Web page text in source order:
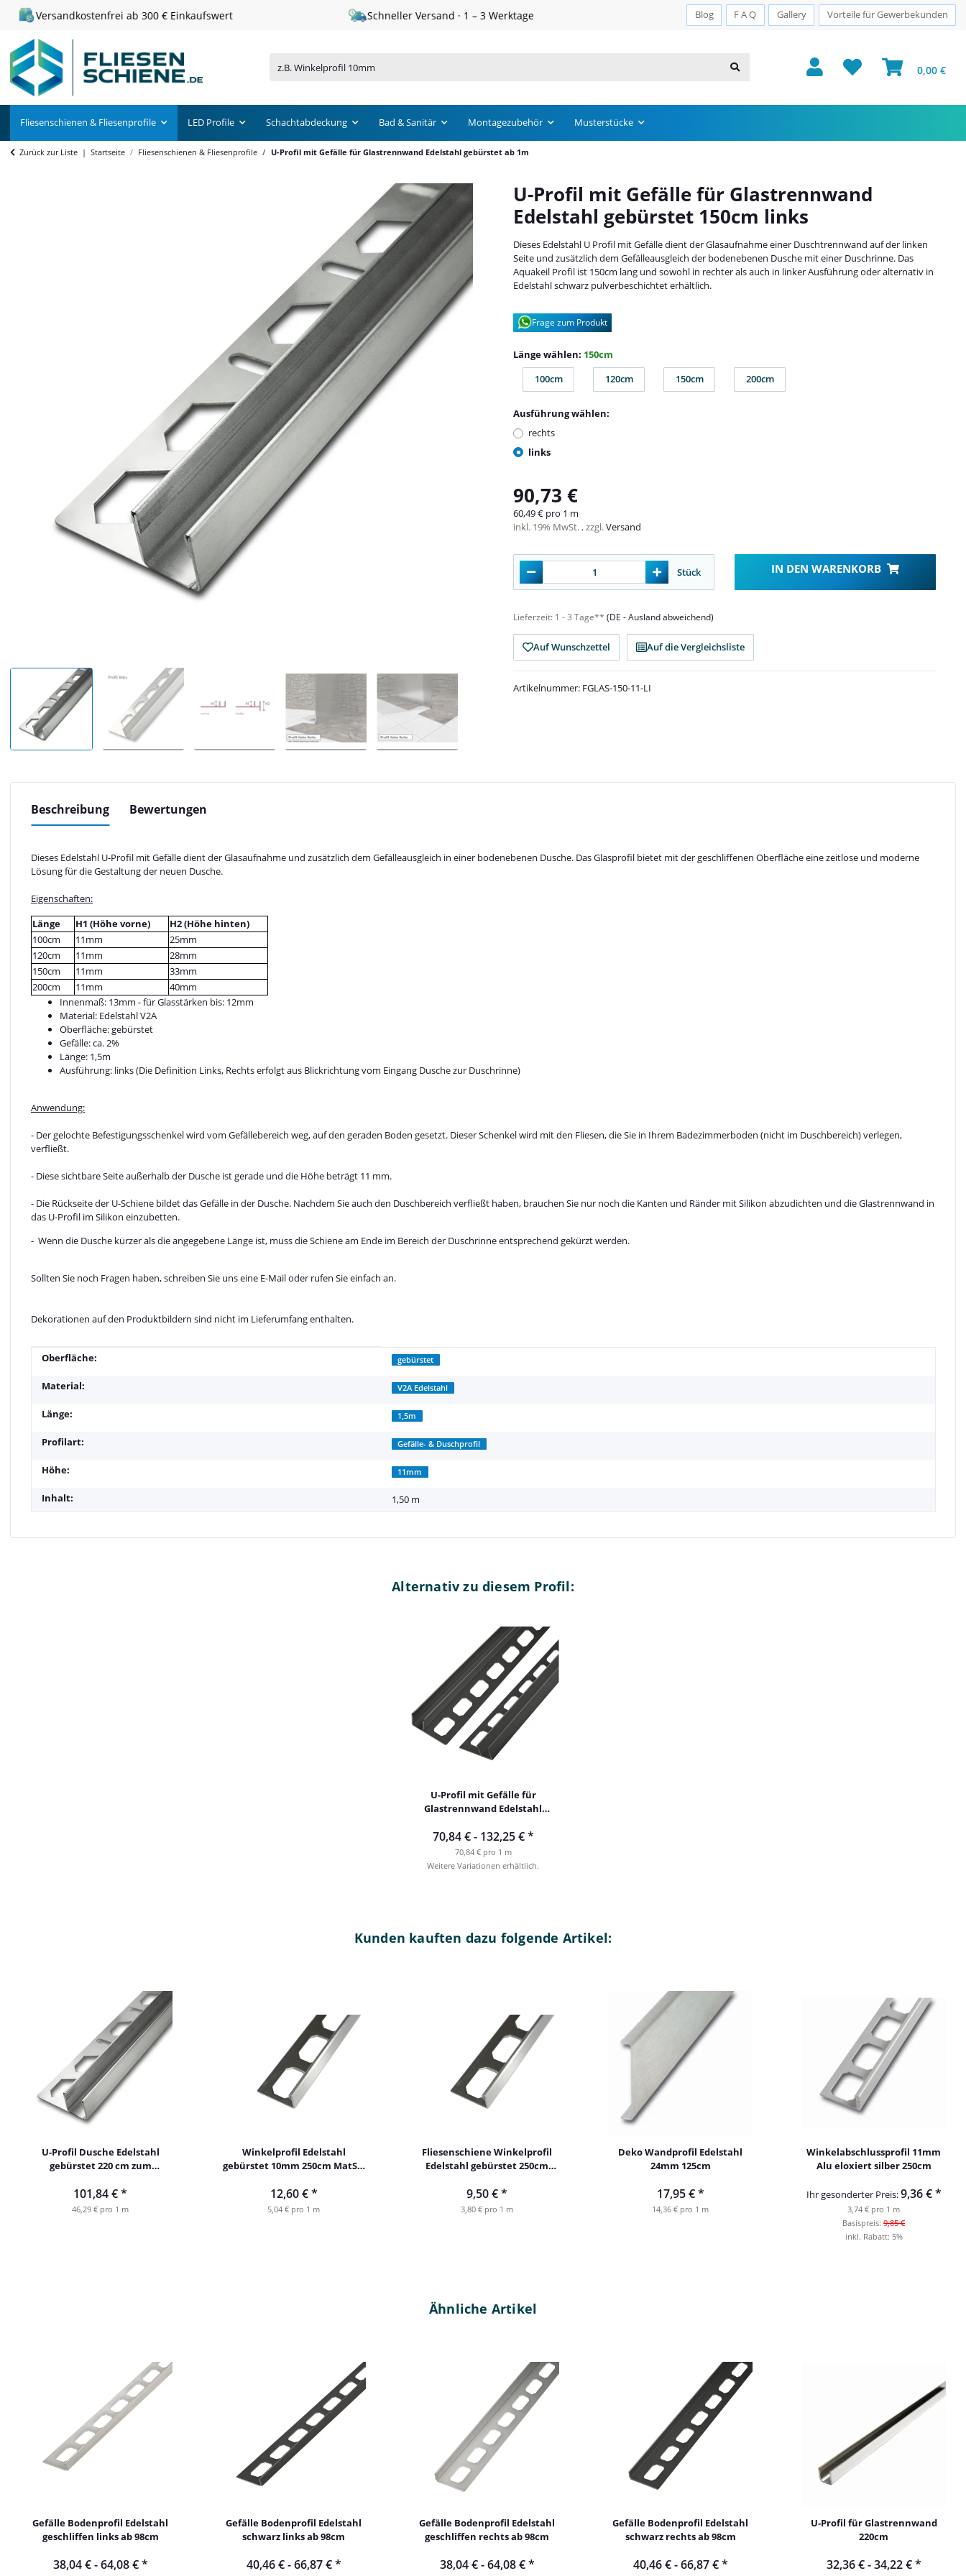
Blog F A Q Gallery Vorteile für Gewerbekunden
Versandkostenfrei ab 300 € Einkaufswert Schneller Versand · 1 – 3 Werktage Sichere Zahlung · PayPal · Klarna
0,00 €
Fliesenschienen & Fliesenprofile LED Profile Schachtabdeckung Bad & Sanitär Montagezubehör Musterstücke
Zurück zur Liste Startseite Fliesenschienen & Fliesenprofile U-Profil mit Gefälle für Glastrennwand Edelstahl gebürstet ab 1m
U-Profil mit Gefälle für Glastrennwand
Edelstahl gebürstet 150cm links
Dieses Edelstahl U Profil mit Gefälle dient der Glasaufnahme einer Duschtrennwand auf der linken
Seite und zusätzlich dem Gefälleausgleich der bodenebenen Dusche mit einer Duschrinne. Das
Aquakeil Profil ist 150cm lang und sowohl in rechter als auch in linker Ausführung oder alternativ in
Edelstahl schwarz pulverbeschichtet erhältlich.
Frage zum Produkt
Länge wählen: 150cm
100cm
100cm 120cm
120cm 150cm
150cm 200cm
200cm
Ausführung wählen:
rechts
links
90,73 €
60,49 € pro 1 m
inkl. 19% MwSt. , zzgl.Versand
Stück IN DEN WARENKORB
Lieferzeit: 1 - 3 Tage** (DE - Ausland abweichend)
Auf Wunschzettel Auf die Vergleichsliste
Artikelnummer: FGLAS-150-11-LI
Beschreibung Bewertungen
Dieses Edelstahl U-Profil mit Gefälle dient der Glasaufnahme und zusätzlich dem Gefälleausgleich in einer bodenebenen Dusche. Das Glasprofil bietet mit der geschliffenen Oberfläche eine zeitlose und moderne
Lösung für die Gestaltung der neuen Dusche.
Eigenschaften:
Länge
H1 (Höhe vorne)
H2 (Höhe hinten)
100cm
11mm
25mm
120cm
11mm
28mm
150cm
11mm
33mm
200cm
11mm
40mm
Innenmaß: 13mm - für Glasstärken bis: 12mm
Material: Edelstahl V2A
Oberfläche: gebürstet
Gefälle: ca. 2%
Länge: 1,5m
Ausführung: links (Die Definition Links, Rechts erfolgt aus Blickrichtung vom Eingang Dusche zur Duschrinne)
Anwendung:
- Der gelochte Befestigungsschenkel wird vom Gefällebereich weg, auf den geraden Boden gesetzt. Dieser Schenkel wird mit den Fliesen, die Sie in Ihrem Badezimmerboden (nicht im Duschbereich) verlegen,
verfließt.
- Diese sichtbare Seite außerhalb der Dusche ist gerade und die Höhe beträgt 11 mm.
- Die Rückseite der U-Schiene bildet das Gefälle in der Dusche. Nachdem Sie auch den Duschbereich verfließt haben, brauchen Sie nur noch die Kanten und Ränder mit Silikon abzudichten und die Glastrennwand in
das U-Profil im Silikon einzubetten.
- Wenn die Dusche kürzer als die angegebene Länge ist, muss die Schiene am Ende im Bereich der Duschrinne entsprechend gekürzt werden.
Sollten Sie noch Fragen haben, schreiben Sie uns eine E-Mail oder rufen Sie einfach an.
Dekorationen auf den Produktbildern sind nicht im Lieferumfang enthalten.
Produkteigenschaft
Wert
Oberfläche: gebürstet
Material: V2A Edelstahl
Länge: 1,5m
Profilart: Gefälle- & Duschprofil
Höhe: 11mm
Inhalt: 1,50 m
Alternativ zu diesem Profil:
U-Profil mit Gefälle für
Glastrennwand Edelstahl
70,84 € - 132,25 €*
70,84 € pro 1 m
Weitere Variationen erhältlich.
Kunden kauften dazu folgende Artikel:
U-Profil Dusche Edelstahl
gebürstet 220 cm zum
101,84 €*
46,29 € pro 1 m
Winkelprofil Edelstahl
gebürstet 10mm 250cm MatSt.
12,60 €*
5,04 € pro 1 m
Fliesenschiene Winkelprofil
Edelstahl gebürstet 250cm
9,50 €*
3,80 € pro 1 m
Deko Wandprofil Edelstahl
24mm 125cm
17,95 €*
14,36 € pro 1 m
Winkelabschlussprofil 11mm
Alu eloxiert silber 250cm
Ihr gesonderter Preis:9,36 €*
3,74 € pro 1 m
Basispreis: 9,85 €
inkl. Rabatt: 5%
Ähnliche Artikel
Gefälle Bodenprofil Edelstahl
geschliffen links ab 98cm
38,04 € -64,08 €*
Gefälle Bodenprofil Edelstahl
schwarz links ab 98cm
40,46 € -66,87 €*
Gefälle Bodenprofil Edelstahl
geschliffen rechts ab 98cm
38,04 € -64,08 €*
Gefälle Bodenprofil Edelstahl
schwarz rechts ab 98cm
40,46 € -66,87 €*
U-Profil für Glastrennwand
220cm
32,36 € -34,22 €*